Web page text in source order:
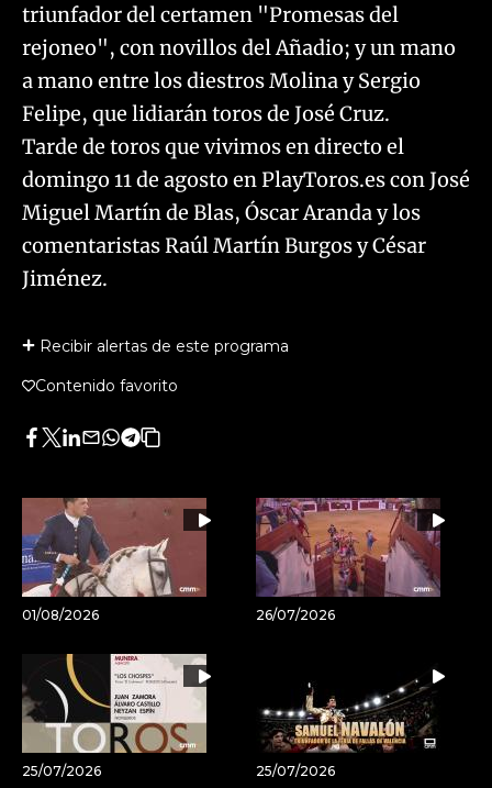
triunfador del certamen "Promesas del
rejoneo", con novillos del Añadio; y un mano
a mano entre los diestros Molina y Sergio
Felipe, que lidiarán toros de José Cruz.
Tarde de toros que vivimos en directo el
domingo 11 de agosto en PlayToros.es con José
Miguel Martín de Blas, Óscar Aranda y los
comentaristas Raúl Martín Burgos y César
Jiménez.
Recibir alertas de este programa
Contenido favorito
Facebook
Twitter
LinkedIn
Enviar
Whatsapp
Telegram
Copiar
artículo
01/08/2026 26/07/2026
25/07/2026 25/07/2026